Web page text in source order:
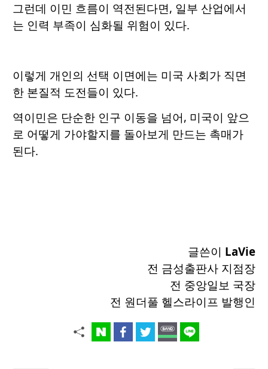
그런데 이민 흐름이 역전된다면, 일부 산업에서
는 인력 부족이 심화될 위험이 있다.
이렇게 개인의 선택 이면에는 미국 사회가 직면
한 본질적 도전들이 있다.
역이민은 단순한 인구 이동을 넘어, 미국이 앞으
로 어떻게 가야할지를 돌아보게 만드는 촉매가
된다.
글쓴이 LaVie
전 금성출판사 지점장
전 중앙일보 국장
전 원더풀 헬스라이프 발행인